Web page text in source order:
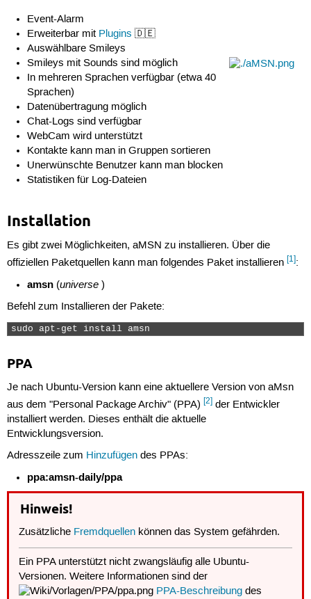
Event-Alarm
Erweiterbar mit Plugins 🇩🇪
Auswählbare Smileys
Smileys mit Sounds sind möglich
In mehreren Sprachen verfügbar (etwa 40
Sprachen)
Datenübertragung möglich
Chat-Logs sind verfügbar
WebCam wird unterstützt
Kontakte kann man in Gruppen sortieren
Unerwünschte Benutzer kann man blocken
Statistiken für Log-Dateien
Installation
Es gibt zwei Möglichkeiten, aMSN zu installieren. Über die
offiziellen Paketquellen kann man folgendes Paket installieren [1]:
amsn (universe )
Befehl zum Installieren der Pakete:
sudo apt-get install amsn
PPA
Je nach Ubuntu-Version kann eine aktuellere Version von aMsn
aus dem "Personal Package Archiv" (PPA) [2]der Entwickler
installiert werden. Dieses enthält die aktuelle
Entwicklungsversion.
Adresszeile zum Hinzufügendes PPAs:
ppa:amsn-daily/ppa
Hinweis!
Zusätzliche Fremdquellen können das System gefährden.
Ein PPA unterstützt nicht zwangsläufig alle Ubuntu-
Versionen. Weitere Informationen sind der
PPA-Beschreibung des